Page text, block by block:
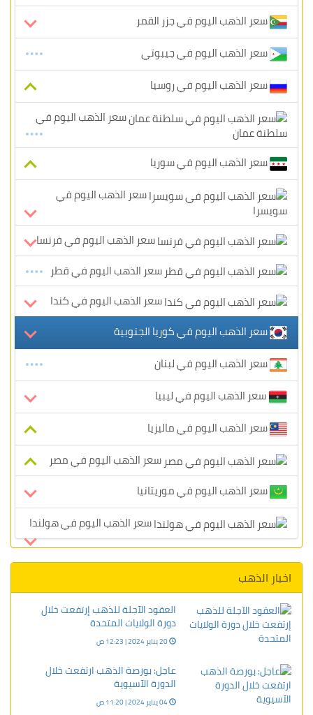
سعر الذهب اليوم في جزر القمر
سعر الذهب اليوم في جيبوتي
سعر الذهب اليوم في روسيا
سعر الذهب اليوم في
سلطنة عمان
سعر الذهب اليوم في سوريا
سعر الذهب اليوم في
سويسرا
سعر الذهب اليوم في فرنسا
سعر الذهب اليوم في قطر
سعر الذهب اليوم في كندا
سعر الذهب اليوم في كوريا الجنوبية
سعر الذهب اليوم في لبنان
سعر الذهب اليوم في ليبيا
سعر الذهب اليوم في ماليزيا
سعر الذهب اليوم في مصر
سعر الذهب اليوم في موريتانيا
سعر الذهب اليوم في هولندا
اخبار الذهب
العقود الآجلة للذهب إرتفعت خلال
دورة الولايات المتحدة
عاجل: بورصة الذهب ارتفعت خلال
الدورة الآسيوية